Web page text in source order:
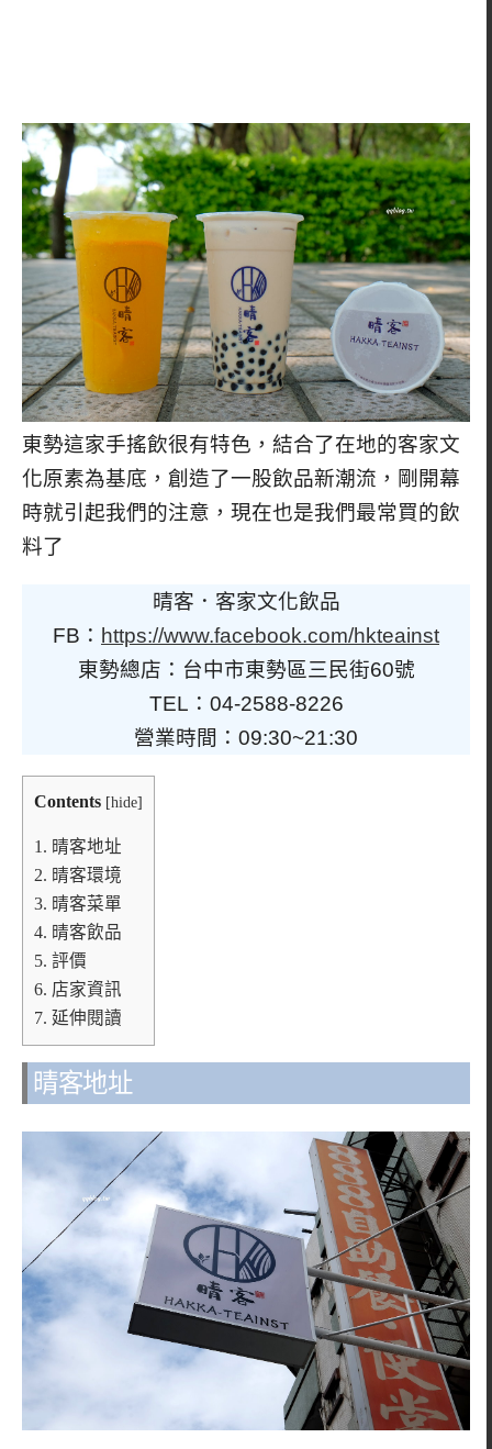
東勢這家手搖飲很有特色，結合了在地的客家文
化原素為基底，創造了一股飲品新潮流，剛開幕
時就引起我們的注意，現在也是我們最常買的飲
料了
晴客．客家文化飲品
FB： https://www.facebook.com/hkteainst
東勢總店：台中市東勢區三民街60號
TEL：04-2588-8226
營業時間：09:30~21:30
Contents [hide]
1. 晴客地址
2. 晴客環境
3. 晴客菜單
4. 晴客飲品
5. 評價
6. 店家資訊
7. 延伸閱讀
晴客地址